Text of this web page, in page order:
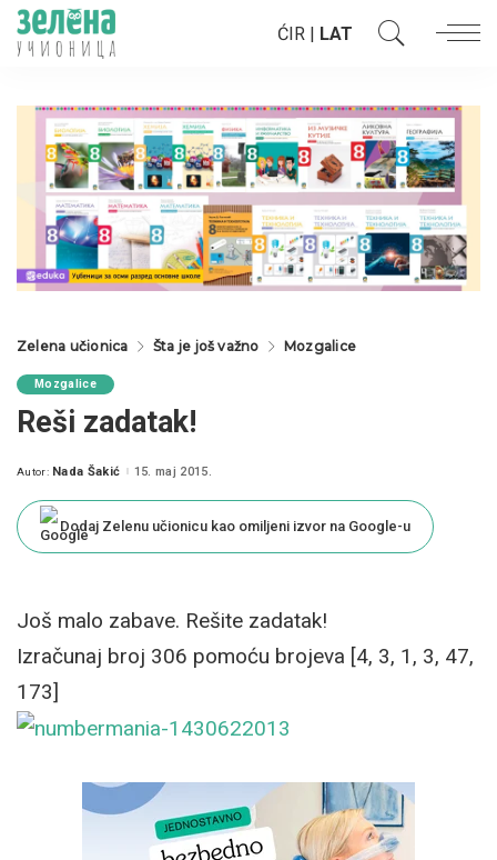
ĆIR | LAT
Zelena učionica Šta je još važno Mozgalice
Mozgalice
Reši zadatak!
Posted
Autor: Nada Šakić 15. maj 2015.
Dodaj Zelenu učionicu kao omiljeni izvor na Google-u
Još malo zabave. Rešite zadatak!
Izračunaj broj 306 pomoću brojeva [4, 3, 1, 3, 47,
173]